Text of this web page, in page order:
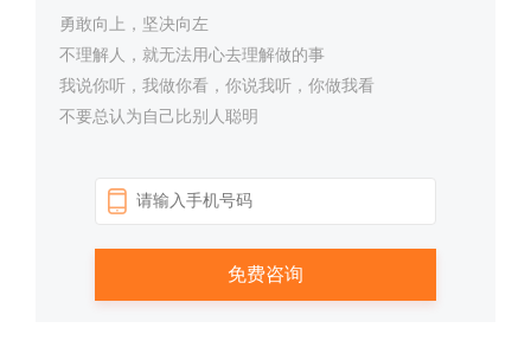
勇敢向上，坚决向左
不理解人，就无法用心去理解做的事
我说你听，我做你看，你说我听，你做我看
不要总认为自己比别人聪明